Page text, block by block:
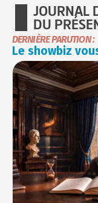
JOURNAL
DU
DERNIÈRE PARUTION :
Le showbiz